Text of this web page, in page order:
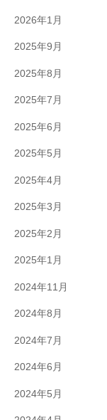
2026年1月
2025年9月
2025年8月
2025年7月
2025年6月
2025年5月
2025年4月
2025年3月
2025年2月
2025年1月
2024年11月
2024年8月
2024年7月
2024年6月
2024年5月